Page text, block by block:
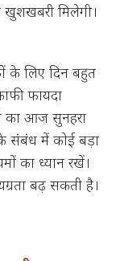
खुशखबरी मिलेगी।
के लिए दिन बहुत
फायदा
का आज सुनहरा
संबंध में कोई बड़ा
का ध्यान रखें।
बढ़ सकती है।